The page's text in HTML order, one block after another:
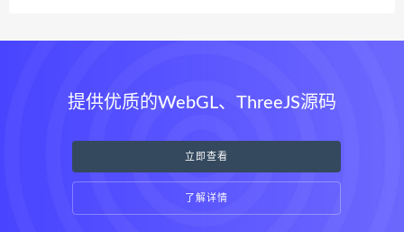
提供优质的WebGL、ThreeJS源码
立即查看
了解详情